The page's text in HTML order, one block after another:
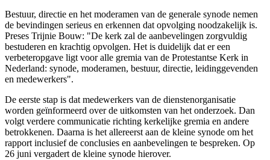
Bestuur, directie en het moderamen van de generale synode nemen
de bevindingen serieus en erkennen dat opvolging noodzakelijk is.
Preses Trijnie Bouw: "De kerk zal de aanbevelingen zorgvuldig
bestuderen en krachtig opvolgen. Het is duidelijk dat er een
verbeteropgave ligt voor alle gremia van de Protestantse Kerk in
Nederland: synode, moderamen, bestuur, directie, leidinggevenden
en medewerkers".
De eerste stap is dat medewerkers van de dienstenorganisatie
worden geïnformeerd over de uitkomsten van het onderzoek. Dan
volgt verdere communicatie richting kerkelijke gremia en andere
betrokkenen. Daarna is het allereerst aan de kleine synode om het
rapport inclusief de conclusies en aanbevelingen te bespreken. Op
26 juni vergadert de kleine synode hierover.